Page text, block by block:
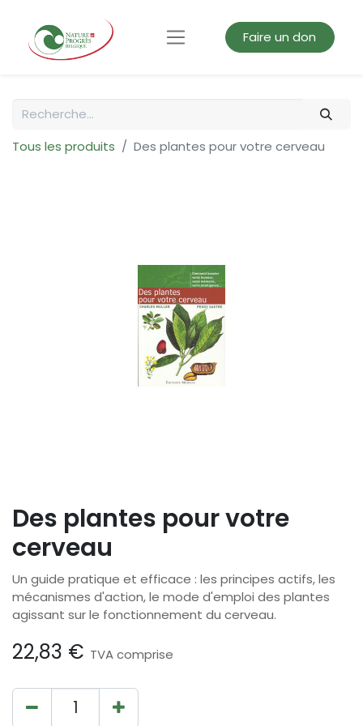
Faire un don
Tous les produits Des plantes pour votre cerveau
Des plantes pour votre
cerveau
Un guide pratique et efficace : les principes actifs, les
mécanismes d'action, le mode d'emploi des plantes
agissant sur le fonctionnement du cerveau.
22,83 € TVA comprise